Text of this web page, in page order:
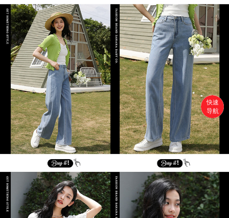
首页
搜索
购物车
个人中心
快速
导航